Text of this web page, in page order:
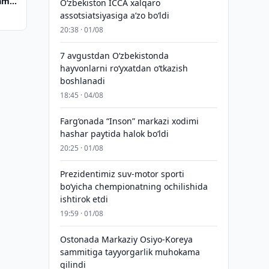
O‘zbekiston ICCA xalqaro
assotsiatsiyasiga aʼzo bo‘ldi
20:38 · 01/08
7 avgustdan O‘zbekistonda
hayvonlarni ro‘yxatdan o‘tkazish
boshlanadi
18:45 · 04/08
Farg‘onada “Inson” markazi xodimi
hashar paytida halok bo‘ldi
20:25 · 01/08
Prezidentimiz suv-motor sporti
bo‘yicha chempionatning ochilishida
ishtirok etdi
19:59 · 01/08
Ostonada Markaziy Osiyo-Koreya
sammitiga tayyorgarlik muhokama
qilindi